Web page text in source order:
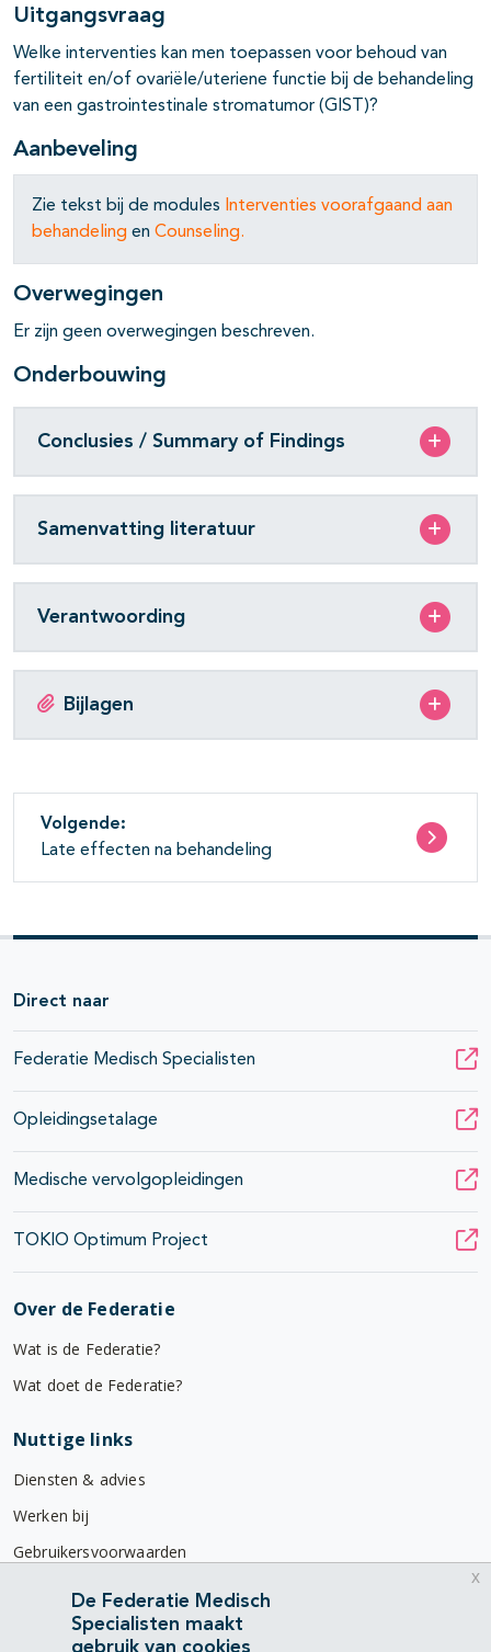
open- en dichtklappen
open- en dichtklappen
Uitgangsvraag
Welke interventies kan men toepassen voor behoud van
fertiliteit en/of ovariële/uteriene functie bij de behandeling
van een gastrointestinale stromatumor (GIST)?
Aanbeveling
Zie tekst bij de modules Interventies voorafgaand aan
behandeling en Counseling.
Overwegingen
Er zijn geen overwegingen beschreven.
Onderbouwing
Conclusies / Summary of Findings
Samenvatting literatuur
Verantwoording
Bijlagen
Volgende:
Late effecten na behandeling
Direct naar
Federatie Medisch Specialisten
Opleidingsetalage
Medische vervolgopleidingen
TOKIO Optimum Project
Over de Federatie
Wat is de Federatie?
Wat doet de Federatie?
Nuttige links
Diensten & advies
Werken bij
Gebruikersvoorwaarden
Privacyverklaring
Contact
De Federatie Medisch
Specialisten maakt
gebruik van cookies
x